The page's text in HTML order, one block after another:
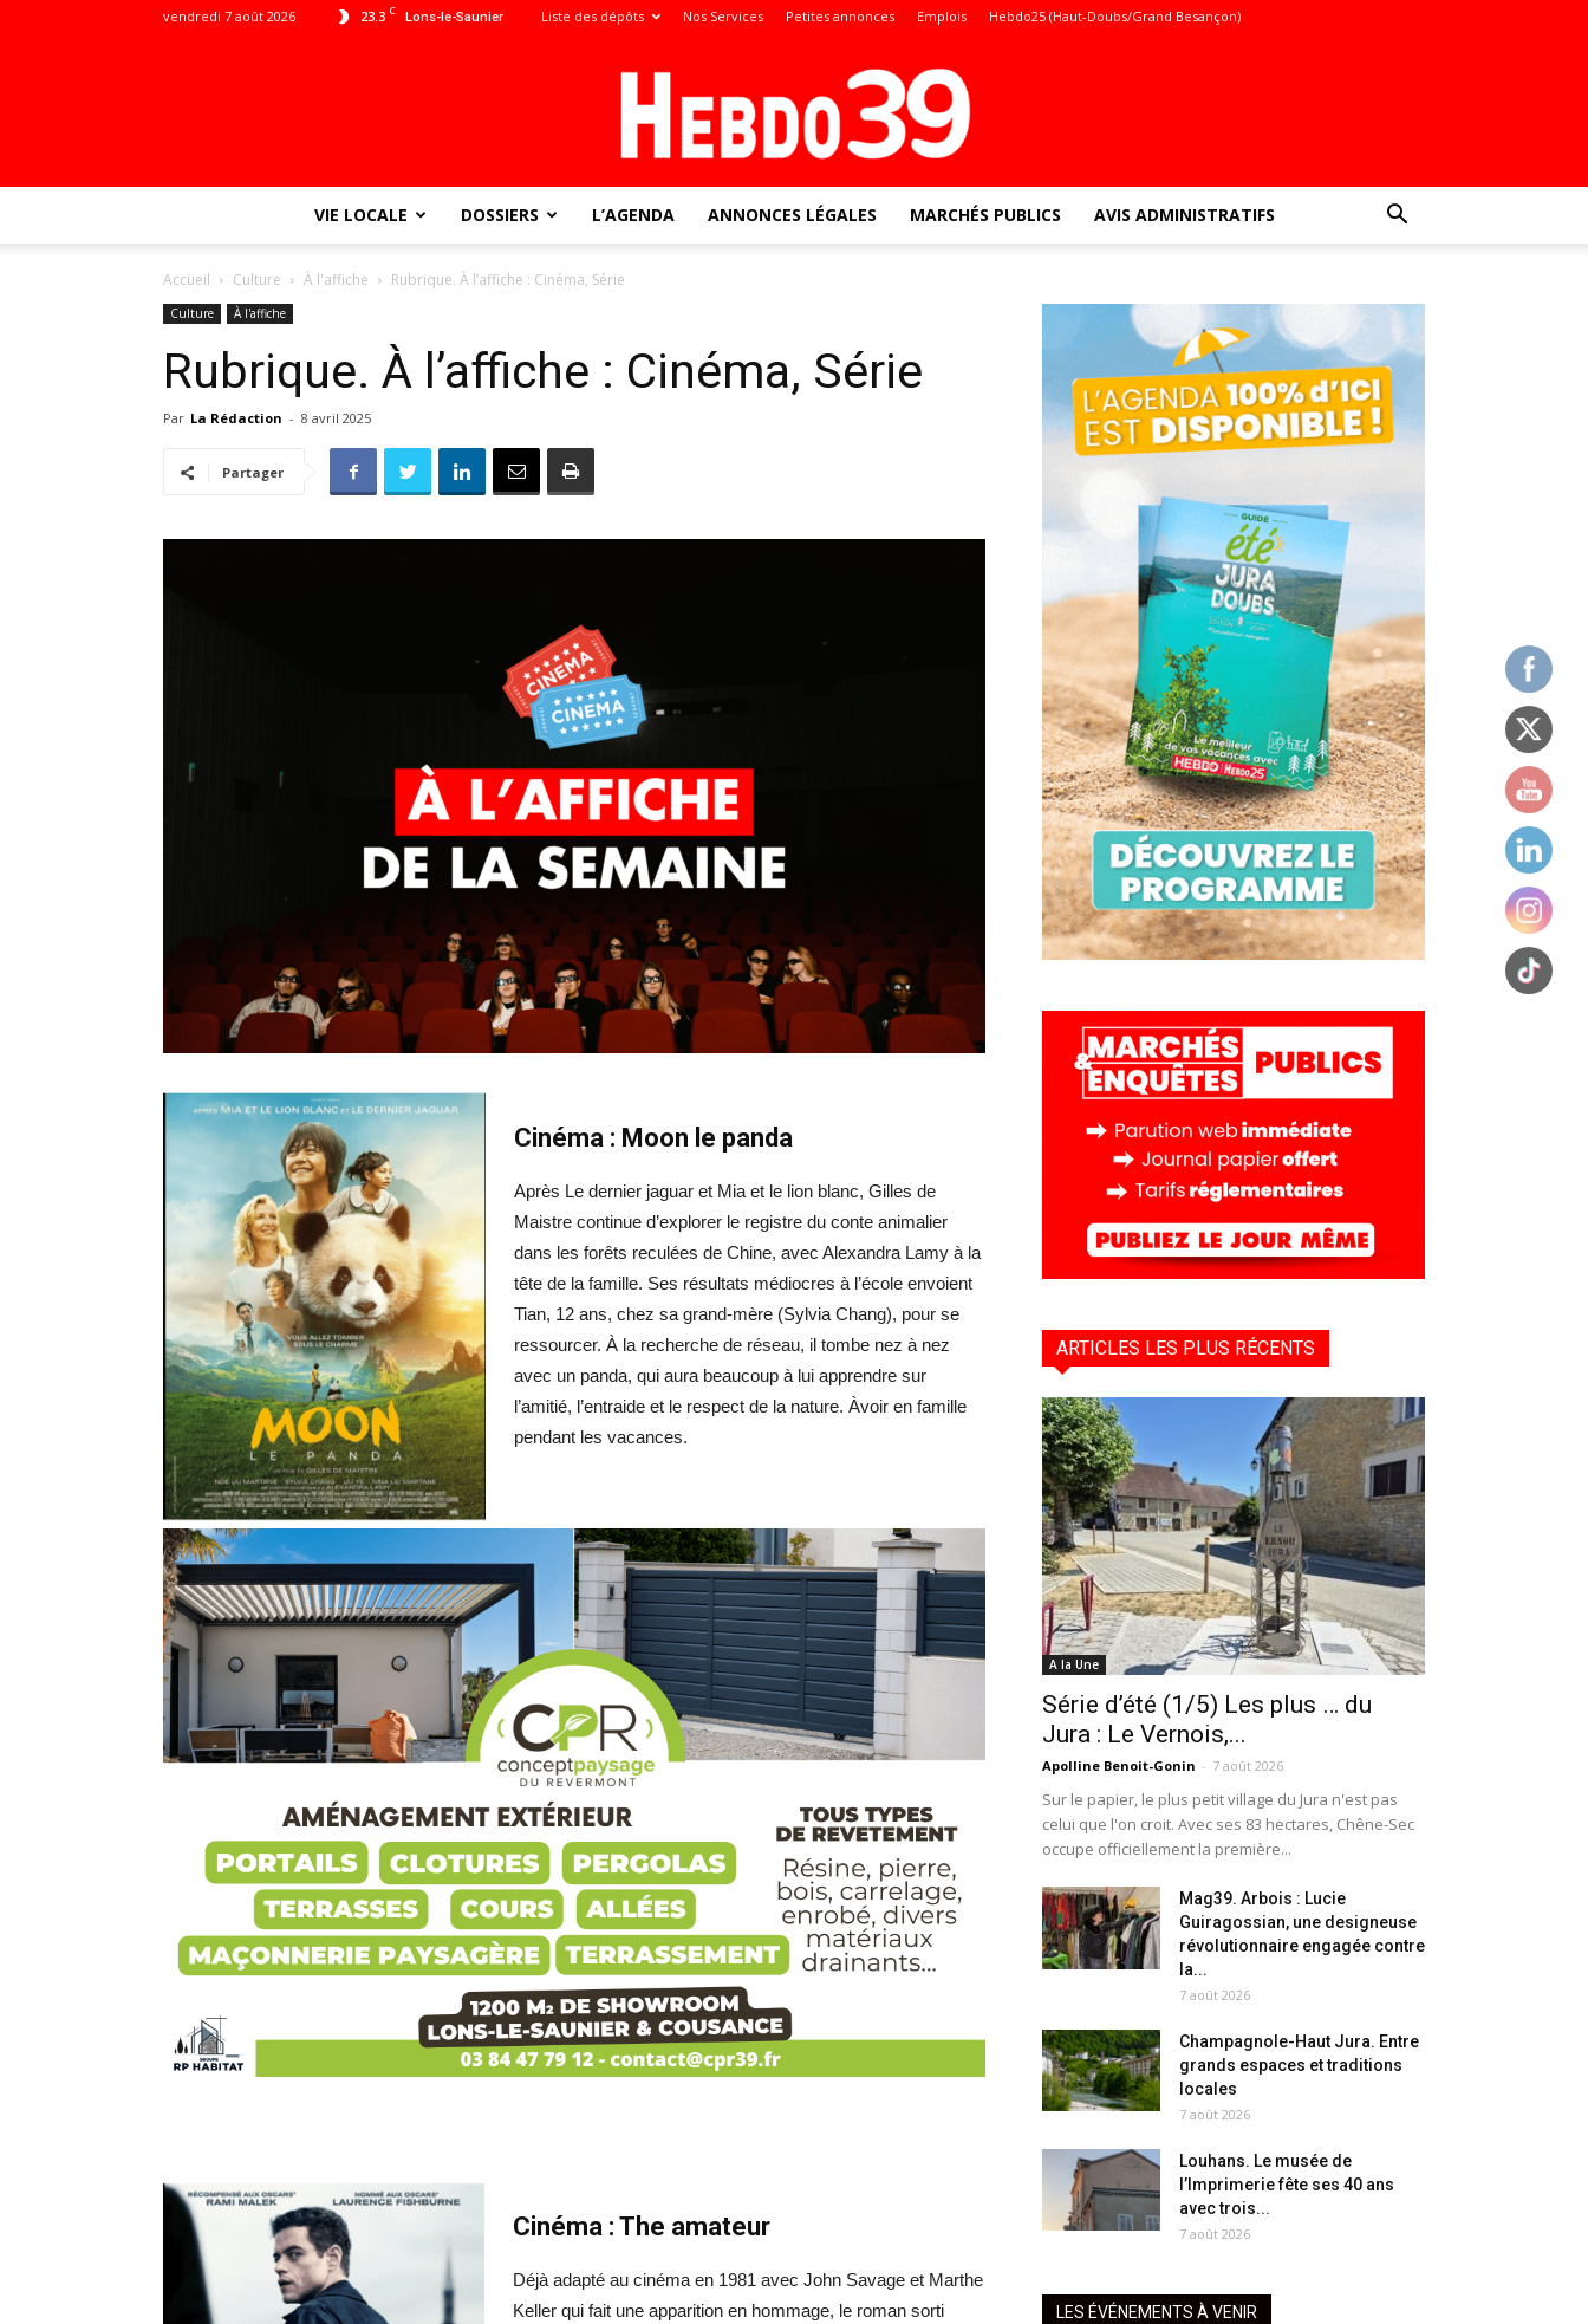
23.3 C Lons-le-Saunier
vendredi 7 août 2026 Liste des dépôts Nos Services Petites annonces Emplois Hebdo25 (Haut-Doubs/Grand Besançon)
:
–
VIE LOCALE DOSSIERS L’AGENDA ANNONCES LÉGALES MARCHÉS PUBLICS AVIS ADMINISTRATIFS
Accueil Culture À l'affiche Rubrique. À l’affiche : Cinéma, Série
Culture À l'affiche
Rubrique. À l’affiche : Cinéma, Série
Par La Rédaction - 8 avril 2025
Partager
Cinéma : Moon le panda
Après Le dernier jaguar et Mia et le lion blanc, Gilles de
Maistre continue d’explorer le registre du conte animalier
dans les forêts reculées de Chine, avec Alexandra Lamy à la
tête de la famille. Ses résultats médiocres à l’école envoient
Tian, 12 ans, chez sa grand-mère (Sylvia Chang), pour se
ressourcer. À la recherche de réseau, il tombe nez à nez
avec un panda, qui aura beaucoup à lui apprendre sur
l’amitié, l’entraide et le respect de la nature. Àvoir en famille
pendant les vacances.
Cinéma : The amateur
Déjà adapté au cinéma en 1981 avec John Savage et Marthe
Keller qui fait une apparition en hommage, le roman sorti
ARTICLES LES PLUS RÉCENTS
A la Une
Série d’été (1/5) Les plus … du
Jura : Le Vernois,...
Apolline Benoit-Gonin - 7 août 2026
Sur le papier, le plus petit village du Jura n'est pas
celui que l'on croit. Avec ses 83 hectares, Chêne-Sec
occupe officiellement la première...
Mag39. Arbois : Lucie
Guiragossian, une designeuse
révolutionnaire engagée contre
la...
7 août 2026
Champagnole-Haut Jura. Entre
grands espaces et traditions
locales
7 août 2026
Louhans. Le musée de
l’Imprimerie fête ses 40 ans
avec trois...
7 août 2026
LES ÉVÉNEMENTS À VENIR